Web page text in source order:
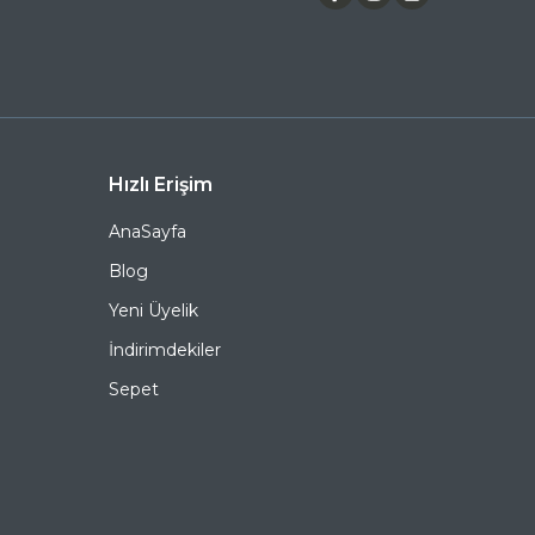
Çerçeve Rengi
Çerçeve Materyali
Cam Rengi
Hızlı Erişim
AnaSayfa
Blog
Yeni Üyelik
İndirimdekiler
Sepet